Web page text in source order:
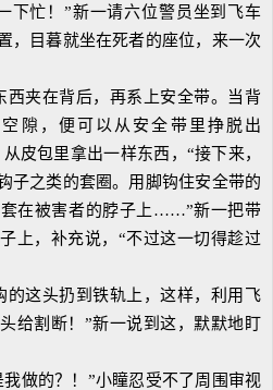
忙！”新一请六位警员坐到飞车
，目暮就坐在死者的座位，来一次
夹在背后，再系上安全带。当背
隙，便可以从安全带里挣脱出
皮包里拿出一样东西，“接下来，
子之类的套圈。用脚钩住安全带的
在被害者的脖子上……”新一把带
上，补充说，“不过这一切得趁过
这头扔到铁轨上，这样，利用飞
给割断！”新一说到这，默默地盯
做的？！”小瞳忍受不了周围审视